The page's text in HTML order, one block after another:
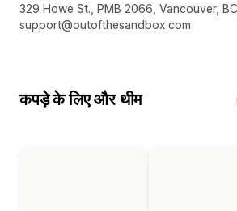
डिज़ाइनर के संपर्क की जानकारी
329 Howe St., PMB 2066, Vancouver,
support@outofthesandbox.com
कपड़े के लिए और थीम